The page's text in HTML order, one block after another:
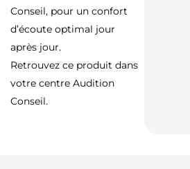
Conseil, pour un confort
d’écoute optimal jour
après jour.
Retrouvez ce produit dans
votre centre Audition
Conseil.